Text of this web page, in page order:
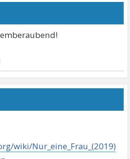
wiki/Nur_eine_Frau_(2019)